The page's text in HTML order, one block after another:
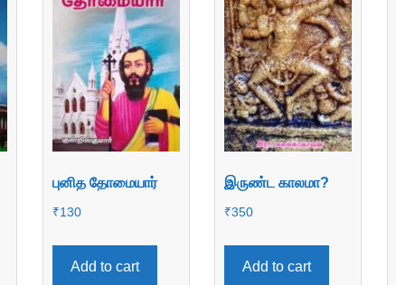
புனித தோமையார்
₹130
Add to cart
இருண்ட காலமா?
₹350
Add to cart